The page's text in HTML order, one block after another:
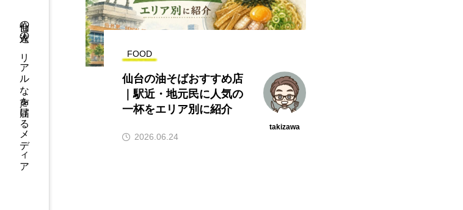
仙台の人達の、リアルな声を届けるメディア FOOD
仙台の油そばおすすめ店
｜駅近・地元民に人気の
一杯をエリア別に紹介
takizawa
2026.06.24